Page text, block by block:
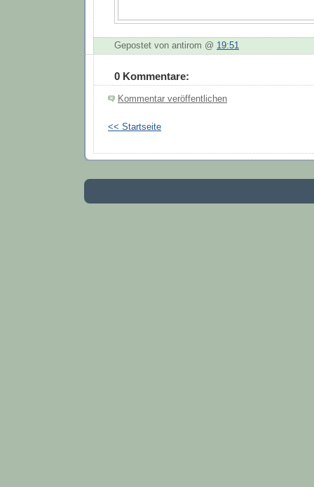
Gepostet von antirom @ 19:51
0 Kommentare:
Kommentar veröffentlichen
<< Startseite